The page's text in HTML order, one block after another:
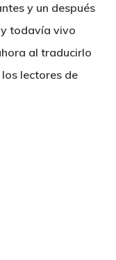
y un después
todavía vivo
al traducirlo
lectores de